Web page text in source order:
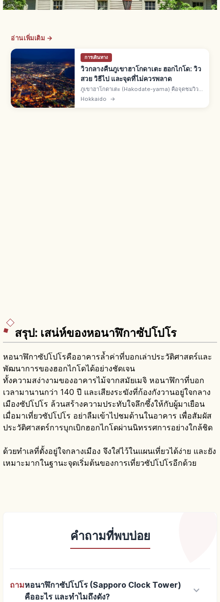
อ่านเพิ่มเติม →
การเดินทาง
วิวกลางคืนภูเขาฮาโกดาเตะ ฮอกไกโด: วิว
สวย วิธีไป และจุดที่ไม่ควรพลาด
ภูเขาฮาโกดาเตะ (Hakodate-yama) คือจุดชมวิว
กลางคืนฮอกไกโด 1 ใน 3 วิวกลางคืนญี่ปุ่น 3 ดาว
Hokkaido →
สรุป: เสน่ห์ของหอนาฬิกาซัปโปโร
หอนาฬิกาซัปโปโรคืออาคารล้ำค่าที่บอกเล่าประวัติศาสตร์และ
พัฒนาการของฮอกไกโดได้อย่างชัดเจน
ทั้งความสง่างามของอาคารไม้จากสมัยเมจิ หอนาฬิกาที่บอก
เวลามานานกว่า 140 ปี และเสียงระฆังที่ก้องกังวานอยู่ใจกลาง
เมืองซัปโปโร ล้วนสร้างความประทับใจลึกซึ้งให้กับผู้มาเยือน
เมื่อมาเที่ยวซัปโปโร อย่าลืมเข้าไปชมด้านในอาคาร เพื่อสัมผัส
ประวัติศาสตร์การบุกเบิกฮอกไกโดผ่านนิทรรศการอย่างใกล้ชิด
ด้วยทำเลที่ตั้งอยู่ใจกลางเมือง จึงใส่ไว้ในแผนเที่ยวได้ง่าย และยัง
เหมาะมากในฐานะจุดเริ่มต้นของการเที่ยวซัปโปโรอีกด้วย
คำถามที่พบบ่อย
ถามหอนาฬิกาซัปโปโร (Sapporo Clock Tower)
คืออะไร และทำไมถึงดัง?
keyboard_arrow_down